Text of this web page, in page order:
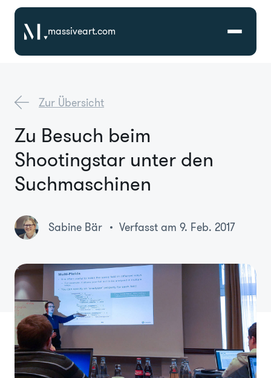
massiveart.com
Referenzen
Branchen
Karriere
Über Uns
Zur Übersicht
Zu Besuch beim
Shootingstar unter den
Suchmaschinen
Sabine Bär Verfasst am 9. Feb. 2017